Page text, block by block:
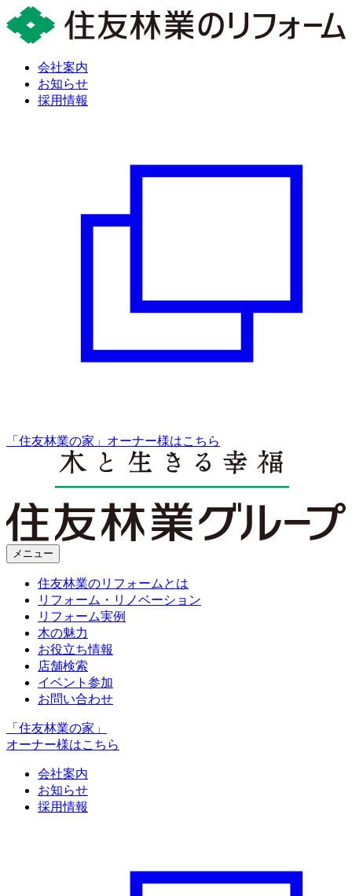
会社案内
お知らせ
採用情報
「住友林業の家」オーナー様はこちら
メニュー
住友林業のリフォームとは
リフォーム・リノベーション
リフォーム実例
木の魅力
お役立ち情報
店舗検索
イベント参加
お問い合わせ
「住友林業の家」
オーナー様はこちら
会社案内
お知らせ
採用情報